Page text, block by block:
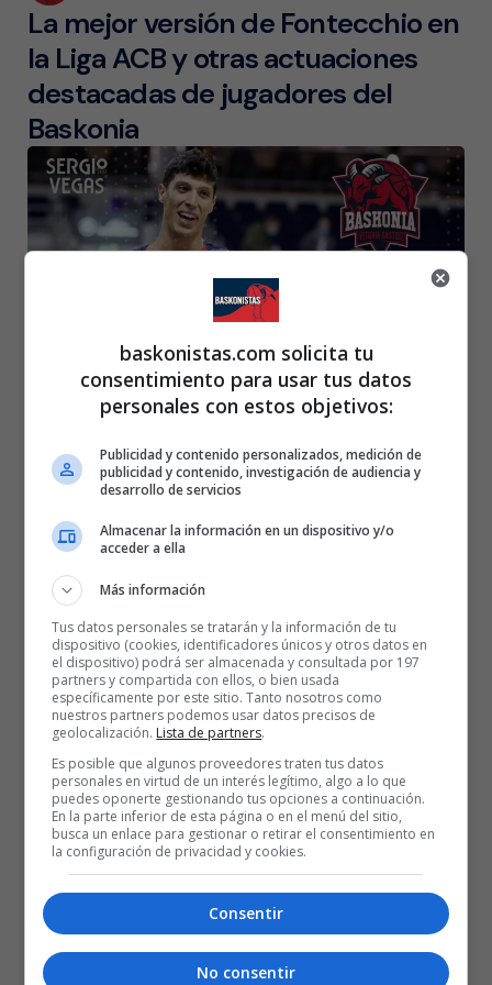
La mejor versión de Fontecchio en
la Liga ACB y otras actuaciones
destacadas de jugadores del
Baskonia
Posted
Rubén Gazapo Ramos
SergioBasket_vlogs. Analizamos a
Simone Fontecchio
Posted
by
Rubén Gazapo Ramos
24 de agosto de 2021
Presentados Simone Fontecchio y
Vanja Marinkovic
1 2
baskonistas.com solicita tu
consentimiento para usar tus datos
personales con estos objetivos:
Publicidad y contenido personalizados, medición de
publicidad y contenido, investigación de audiencia y
desarrollo de servicios
Almacenar la información en un dispositivo y/o
acceder a ella
Más información
Tus datos personales se tratarán y la información de tu
dispositivo (cookies, identificadores únicos y otros datos en
el dispositivo) podrá ser almacenada y consultada por 197
partners y compartida con ellos, o bien usada
específicamente por este sitio. Tanto nosotros como
nuestros partners podemos usar datos precisos de
geolocalización. Lista de partners.
Es posible que algunos proveedores traten tus datos
personales en virtud de un interés legítimo, algo a lo que
puedes oponerte gestionando tus opciones a continuación.
En la parte inferior de esta página o en el menú del sitio,
busca un enlace para gestionar o retirar el consentimiento en
la configuración de privacidad y cookies.
Consentir
No consentir